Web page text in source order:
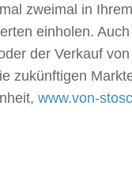
zweimal in
einholen.
der Verkauf
zukünftigen
www.von-